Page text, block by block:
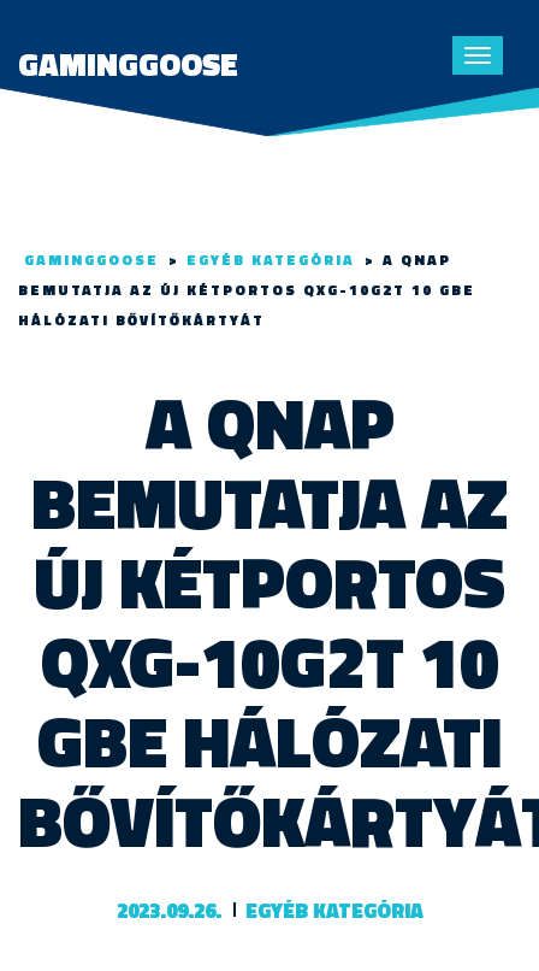
Toggle
GAMINGGOOSE
GAMINGGOOSE > EGYÉB KATEGÓRIA > A QNAP
BEMUTATJA AZ ÚJ KÉTPORTOS QXG-10G2T 10 GBE
HÁLÓZATI BŐVÍTŐKÁRTYÁT
A QNAP
BEMUTATJA AZ
ÚJ KÉTPORTOS
QXG-10G2T 10
GBE HÁLÓZATI
2023.09.26. EGYÉB KATEGÓRIA